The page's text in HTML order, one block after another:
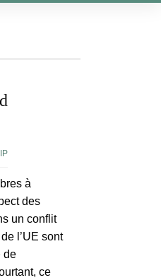
à
des
un conflit
l’UE sont
de
ce